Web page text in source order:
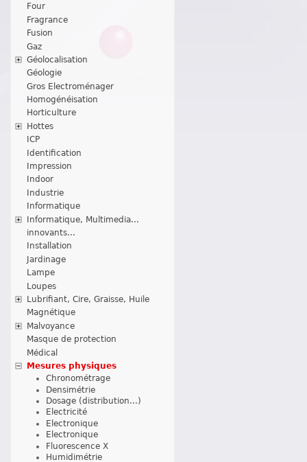
Four
Fragrance
Fusion
Gaz
Géolocalisation
Géologie
Gros Electroménager
Homogénéisation
Horticulture
Hottes
ICP
Identification
Impression
Indoor
Industrie
Informatique
Informatique, Multimedia...
innovants...
Installation
Jardinage
Lampe
Loupes
Lubrifiant, Cire, Graisse, Huile
Magnétique
Malvoyance
Masque de protection
Médical
Mesures physiques
Chronométrage
Densimétrie
Dosage (distribution...)
Electricité
Electronique
Electronique
Fluorescence X
Humidimétrie